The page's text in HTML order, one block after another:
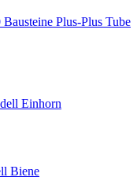
Plus-Plus Tube
Einhorn
Biene